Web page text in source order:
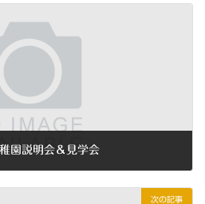
園説明会＆見学会
次の記事